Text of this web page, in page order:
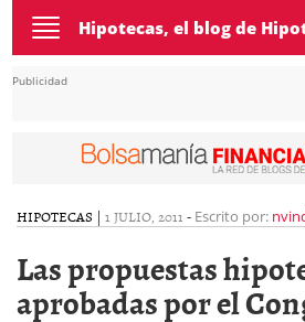
Toggle
navigation
Hipotecas, el blog de
Publicidad
HIPOTECAS | 1 JULIO, 2011 - Escrito por:
Las propuestas
aprobadas por el